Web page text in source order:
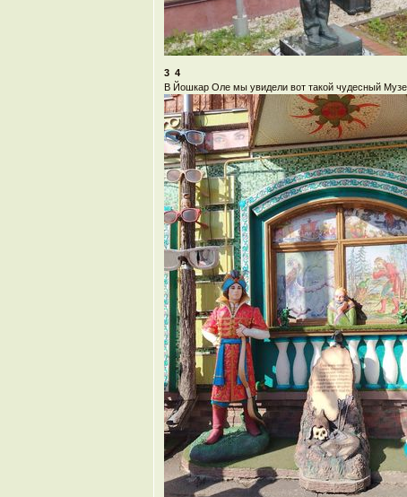
3 4
В Йошкар Оле мы увидели вот такой чудесный